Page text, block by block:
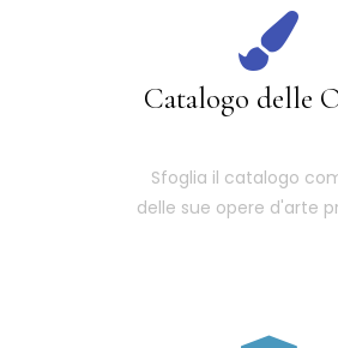
Catalogo delle
Sfoglia il catalogo
delle sue opere d'arte